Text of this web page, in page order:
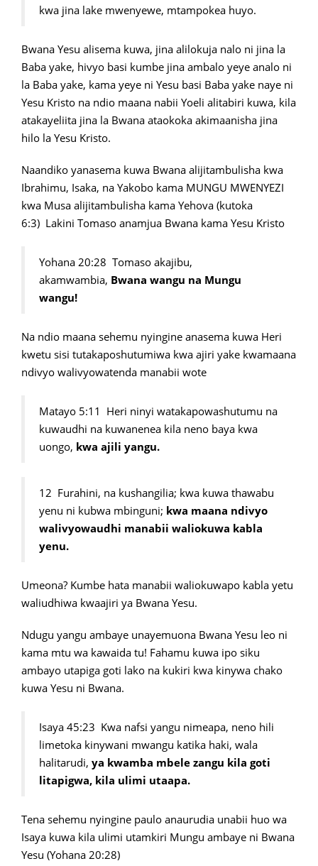
kwa jina lake mwenyewe, mtampokea huyo.
Bwana Yesu alisema kuwa, jina alilokuja nalo ni jina la
Baba yake, hivyo basi kumbe jina ambalo yeye analo ni
la Baba yake, kama yeye ni Yesu basi Baba yake naye ni
Yesu Kristo na ndio maana nabii Yoeli alitabiri kuwa, kila
atakayeliita jina la Bwana ataokoka akimaanisha jina
hilo la Yesu Kristo.
Naandiko yanasema kuwa Bwana alijitambulisha kwa
Ibrahimu, Isaka, na Yakobo kama MUNGU MWENYEZI
kwa Musa alijitambulisha kama Yehova (kutoka
6:3) Lakini Tomaso anamjua Bwana kama Yesu Kristo
Yohana 20:28 Tomaso akajibu,
akamwambia, Bwana wangu na Mungu
wangu!
Na ndio maana sehemu nyingine anasema kuwa Heri
kwetu sisi tutakaposhutumiwa kwa ajiri yake kwamaana
ndivyo walivyowatenda manabii wote
Matayo 5:11 Heri ninyi watakapowashutumu na
kuwaudhi na kuwanenea kila neno baya kwa
uongo, kwa ajili yangu.
12 Furahini, na kushangilia; kwa kuwa thawabu
yenu ni kubwa mbinguni; kwa maana ndivyo
walivyowaudhi manabii waliokuwa kabla
yenu.
Umeona? Kumbe hata manabii waliokuwapo kabla yetu
waliudhiwa kwaajiri ya Bwana Yesu.
Ndugu yangu ambaye unayemuona Bwana Yesu leo ni
kama mtu wa kawaida tu! Fahamu kuwa ipo siku
ambayo utapiga goti lako na kukiri kwa kinywa chako
kuwa Yesu ni Bwana.
Isaya 45:23 Kwa nafsi yangu nimeapa, neno hili
limetoka kinywani mwangu katika haki, wala
halitarudi, ya kwamba mbele zangu kila goti
litapigwa, kila ulimi utaapa.
Tena sehemu nyingine paulo anaurudia unabii huo wa
Isaya kuwa kila ulimi utamkiri Mungu ambaye ni Bwana
Yesu (Yohana 20:28)